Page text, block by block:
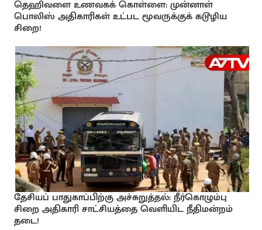
தெஹிவளை உணவகக் கொள்ளை: முன்னாள்
பொலிஸ் அதிகாரிகள் உட்பட மூவருக்குக் கடூழிய
சிறை!
தேசியப் பாதுகாப்பிற்கு அச்சுறுத்தல்: நீர்கொழும்பு
சிறை அதிகாரி சாட்சியத்தை வெளியிட நீதிமன்றம்
தடை!